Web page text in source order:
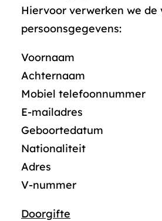
Hiervoor verwerken we de
persoonsgegevens:
Voornaam
Achternaam
Mobiel telefoonnummer
E-mailadres
Geboortedatum
Nationaliteit
Adres
V-nummer
Doorgifte